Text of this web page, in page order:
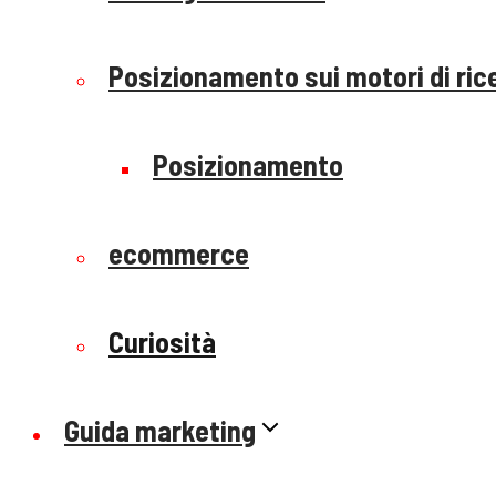
Posizionamento sui motori di
Posizionamento
ecommerce
Curiosità
Guida marketing